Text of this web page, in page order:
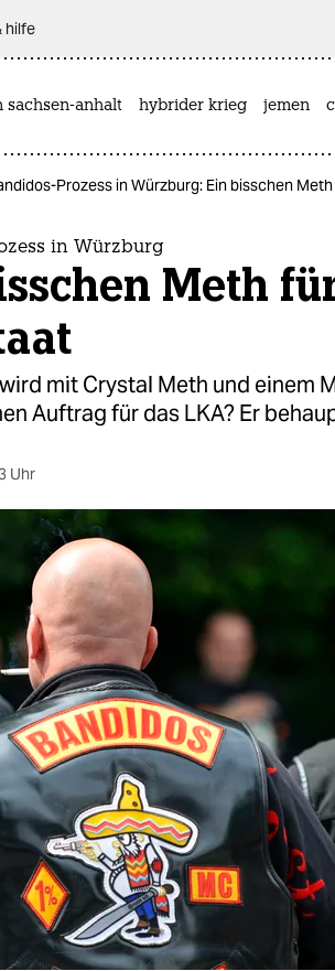
hilfe
sachsen-anhalt hybrider krieg jemen
Prozess in Würzburg: Ein bisschen
in Würzburg
Meth
mit Crystal Meth und einem
Auftrag für das LKA? Er
Uhr